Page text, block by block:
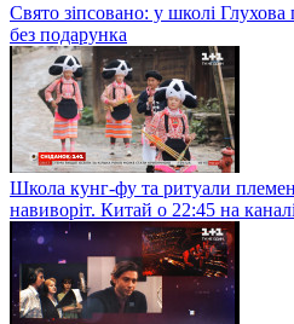
Свято зіпсовано: у школі
без подарунка
Школа кунг-фу та ритуали
навиворіт. Китай о 22:45 на